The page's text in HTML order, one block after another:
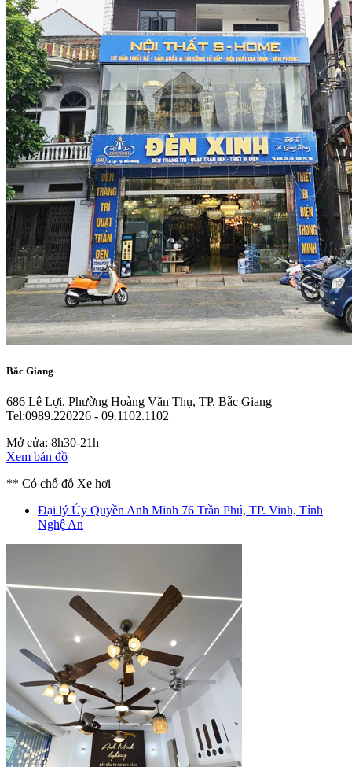
Bắc Giang
686 Lê Lợi, Phường Hoàng Văn Thụ, TP. Bắc Giang
Tel:0989.220226 - 09.1102.1102
Mở cửa: 8h30-21h
Xem bản đồ
** Có chỗ đỗ Xe hơi
Đại lý Ủy Quyền Anh Minh 76 Trần Phú, TP. Vinh, Tỉnh
Nghệ An